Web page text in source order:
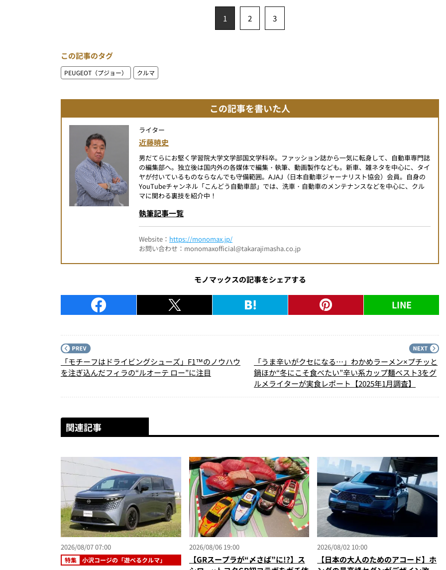
1 2 3
この記事のタグ
PEUGEOT（プジョー） クルマ
この記事を書いた人
ライター
近藤暁史
男だてらにお堅く学習院大学文学部国文学科卒。ファッション誌から一気に転身して、自動車専門誌
の編集部へ。独立後は国内外の各媒体で編集・執筆、動画製作なども。新車、雑ネタを中心に、タイ
ヤが付いているものならなんでも守備範囲。AJAJ（日本自動車ジャーナリスト協会）会員。自身の
YouTubeチャンネル「こんどう自動車部」では、洗車・自動車のメンテナンスなどを中心に、クル
マに関わる裏技を紹介中！
執筆記事一覧
Website： https://monomax.jp/
お問い合わせ：monomaxofficial@takarajimasha.co.jp
モノマックスの記事をシェアする
LINE
「モチーフはドライビングシューズ」F1™のノウハウ
を注ぎ込んだフィラの“ルオーテ ロー”に注目
「うま辛いがクセになる…」わかめラーメン×プチッと
鍋ほか“冬にこそ食べたい”辛い系カップ麺ベスト3をグ
ルメライターが実食レポート【2025年1月調査】
関連記事
2026/08/07 07:00
特集 小沢コージの「遊べるクルマ」
2026/08/06 19:00
【GRスープラが“〆さば”に!?】ス
2026/08/02 10:00
【日本の大人のためのアコード】ホ